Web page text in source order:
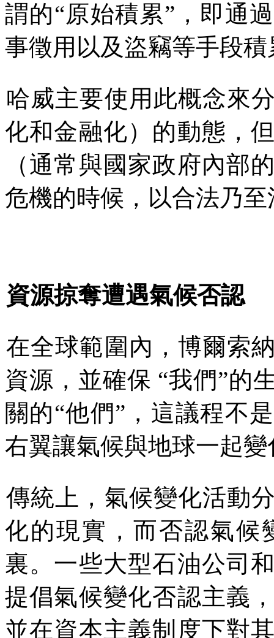
謂的“原始積累” ，即通
事徵用以及盜竊等手段
哈威主要使用此概念來
化和金融化）的動態，
（通常與國家政府內部
危機的時候，以合法乃至
資源掠奪遭遇氣候否認
在全球範圍內，博爾索
資源，並確保 “我們”的
關的“他們” ，這議程不
右翼讓氣候與地球一起
傳統上，氣候變化活動
化的現實，而否認氣候
裏。一些大型石油公司
提倡氣候變化否認主義
並在資本主義制度下對